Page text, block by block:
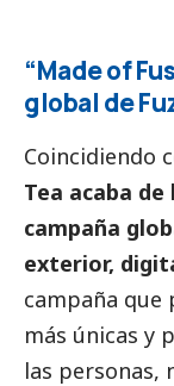
“Made of
global de
Coincidiendo
Tea acaba
campaña
exterior,
campaña que
más únicas y
las personas,